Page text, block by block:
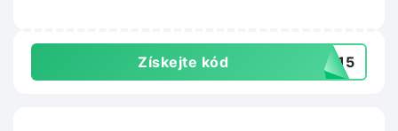
Získejte kód AL15